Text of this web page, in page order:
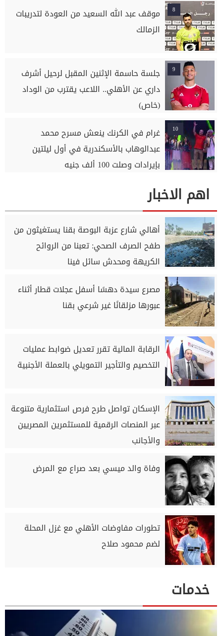
8
موقف عبد الله السعيد من العودة لتدريبات
الزمالك
9
جلسة حاسمة الإثنين المقبل لرحيل أشرف
داري عن الأهلي.. اللاعب يقترب من الوداد
(خاص)
10
غرام في الكرنك ينعش مسرح محمد
عبدالوهاب بالأسكندرية في أول ليلتين
بإيرادات وصلت 100 ألف جنيه
اهم الاخبار
أهالي شارع عزبة البوصة بقنا يستغيثون من
طفح الصرف الصحي: تعبنا من الروائح
الكريهة ومحدش سائل فينا
مصرع سيدة دهسًا أسفل عجلات قطار أثناء
عبورها مزلقانًا غير شرعي بقنا
الرقابة المالية تقرر تعديل ضوابط عمليات
التخصيم والتأجير التمويلي بالعملة الأجنبية
الإسكان تواصل طرح فرص استثمارية متنوعة
عبر المنصات الرقمية للمستثمرين المصريين
والأجانب
وفاة والد ميسي بعد صراع مع المرض
تطورات مفاوضات الأهلي مع غزل المحلة
لضم محمود صلاح
خدمات